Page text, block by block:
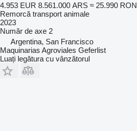
4.953 EUR 8.561.000 ARS ≈ 25.990 RON
Remorcă transport animale
2023
Număr de axe 2
Argentina, San Francisco
Maquinarias Agroviales Geferlist
Luați legătura cu vânzătorul